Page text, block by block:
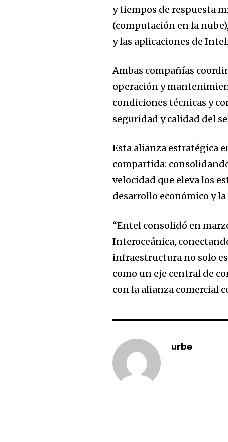
y tiempos de respuesta
(computación en la
y las aplicaciones de
Ambas compañías
operación y
condiciones técnicas y
seguridad y calidad del
Esta alianza estratégica
compartida:
velocidad que eleva los
desarrollo económico y
“Entel consolidó en
Interoceánica,
infraestructura no solo
como un eje central de
con la alianza comercial
urbe